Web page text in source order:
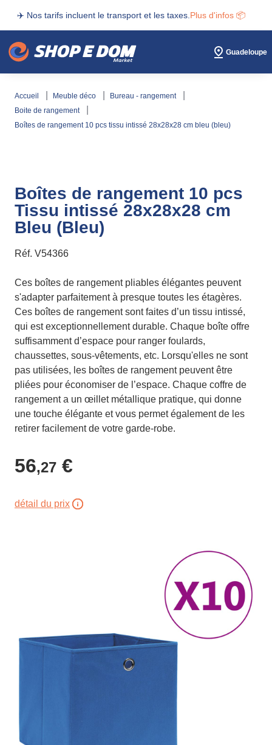
✈️ Nos tarifs incluent le transport et les taxes. Plus d'infos 📦
Guadeloupe
accueil meuble déco
bureau - rangement
boite de rangement
boîtes de rangement 10 pcs tissu intissé 28x28x28 cm bleu (bleu)
Boîtes de rangement 10 pcs
Tissu intissé 28x28x28 cm
Bleu (Bleu)
Réf. V54366
Ces boîtes de rangement pliables élégantes peuvent
s'adapter parfaitement à presque toutes les étagères.
Ces boîtes de rangement sont faites d’un tissu intissé,
qui est exceptionnellement durable. Chaque boîte offre
suffisamment d’espace pour ranger foulards,
chaussettes, sous-vêtements, etc. Lorsqu'elles ne sont
pas utilisées, les boîtes de rangement peuvent être
pliées pour économiser de l’espace. Chaque coffre de
rangement a un œillet métallique pratique, qui donne
une touche élégante et vous permet également de les
retirer facilement de votre garde-robe.
56,27 €
détail du prix